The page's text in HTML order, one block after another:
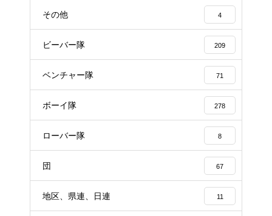
その他 4
ビーバー隊 209
ベンチャー隊 71
ボーイ隊 278
ローバー隊 8
団 67
地区、県連、日連 11